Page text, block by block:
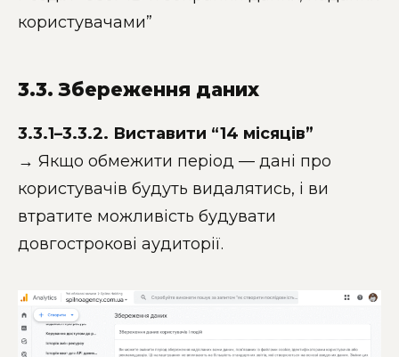
користувачами”
3.3. Збереження даних
3.3.1–3.3.2. Виставити “14 місяців”
→ Якщо обмежити період — дані про
користувачів будуть видалятись, і ви
втратите можливість будувати
довгострокові аудиторії.